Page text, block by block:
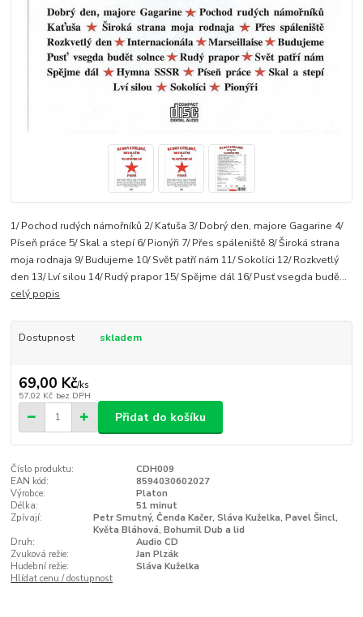
1/ Pochod rudých námořníků 2/ Kaťuša 3/ Dobrý den, majore Gagarine 4/
Píseň práce 5/ Skal a stepí 6/ Pionýři 7/ Přes spáleniště 8/ Široká strana
moja rodnaja 9/ Budujeme 10/ Svět patří nám 11/ Sokolíci 12/ Rozkvetlý
den 13/ Lví silou 14/ Rudý prapor 15/ Spějme dál 16/ Pusť vsegda budě...
celý popis
Dostupnost skladem
69,00 Kč/ks
57,02 Kč bez DPH
Přidat do košíku
Číslo produktu:
CDH009
EAN kód:
8594030602027
Výrobce:
Platon
Délka:
51 minut
Zpívají:
Petr Smutný, Čenda Kačer, Sláva Kuželka, Pavel Šincl,
Květa Bláhová, Bohumil Dub a lid
Druh:
Audio CD
Zvuková režie:
Jan Plzák
Hudební režie:
Sláva Kuželka
Hlídat cenu / dostupnost